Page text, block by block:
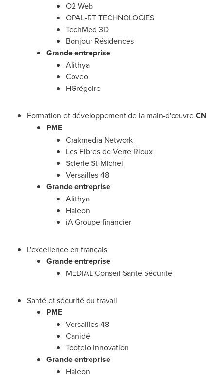
O2 Web
OPAL-RT TECHNOLOGIES
TechMed 3D
Bonjour Résidences
Grande entreprise
Alithya
Coveo
HGrégoire
Formation et développement de la main-d'œuvreCN
PME
Crakmedia Network
Les Fibres deVerre Rioux
Scierie St-Michel
Versailles48
Grande entreprise
Alithya
Haleon
iA Groupe financier
L'excellence en français
Grande entreprise
MEDIAL Conseil Santé Sécurité
Santé et sécurité du travail
PME
Versailles48
Canidé
Tootelo Innovation
Grande entreprise
Haleon